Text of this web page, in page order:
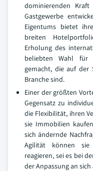
dominierenden
Gastgewerbe
Eigentums bietet
breiten
Erholung des
beliebten Wahl für
gemacht, die auf der
Branche sind.
Einer der größten
Gegensatz zu
die Flexibilität, ihren
sie Immobilien
sich ändernde
Agilität können sie
reagieren, sei es bei
der Anpassung an